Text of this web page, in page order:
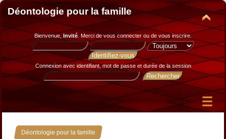
Déontologie pour la famille
Bienvenue, Invité. Merci devous connecter ou de vous inscrire.
Connexion avec identifiant, mot de passe et durée de la session
Déontologie pour la famille »